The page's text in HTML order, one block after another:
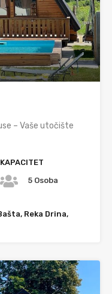
– Vaše utočište
KAPACITET
5 Osoba
Reka Drina,